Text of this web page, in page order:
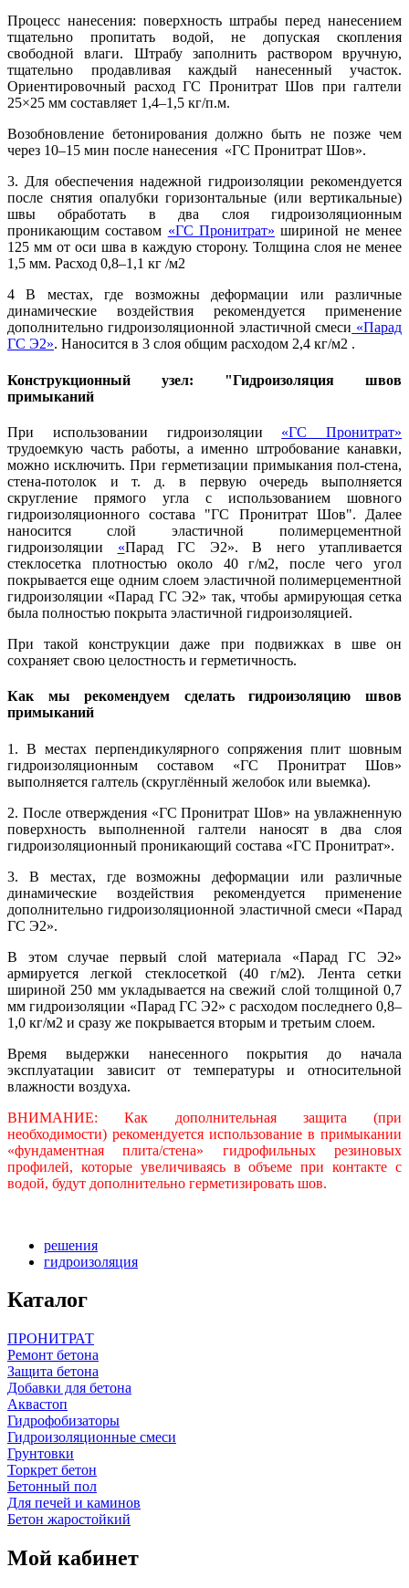
Процесс нанесения: поверхность штрабы перед нанесением
тщательно пропитать водой, не допуская скопления
свободной влаги. Штрабу заполнить раствором вручную,
тщательно продавливая каждый нанесенный участок.
Ориентировочный расход ГС Пронитрат Шов при галтели
25×25 мм составляет 1,4–1,5 кг/п.м.
Возобновление бетонирования должно быть не позже чем
через 10–15 мин после нанесения «ГС Пронитрат Шов».
3. Для обеспечения надежной гидроизоляции рекомендуется
после снятия опалубки горизонтальные (или вертикальные)
швы обработать в два слоя гидроизоляционным
проникающим составом «ГС Пронитрат» шириной не менее
125 мм от оси шва в каждую сторону. Толщина слоя не менее
1,5 мм. Расход 0,8–1,1 кг /м2
4 В местах, где возможны деформации или различные
динамические воздействия рекомендуется применение
дополнительно гидроизоляционной эластичной смеси «Парад
ГС Э2». Наносится в 3 слоя общим расходом 2,4 кг/м2 .
Конструкционный узел: "Гидроизоляция швов
примыканий
При использовании гидроизоляции «ГС Пронитрат»
трудоемкую часть работы, а именно штробование канавки,
можно исключить. При герметизации примыкания пол-стена,
стена-потолок и т. д. в первую очередь выполняется
скругление прямого угла с использованием шовного
гидроизоляционного состава "ГС Пронитрат Шов". Далее
наносится слой эластичной полимерцементной
гидроизоляции «Парад ГС Э2». В него утапливается
стеклосетка плотностью около 40 г/м2, после чего угол
покрывается еще одним слоем эластичной полимерцементной
гидроизоляции «Парад ГС Э2» так, чтобы армирующая сетка
была полностью покрыта эластичной гидроизоляцией.
При такой конструкции даже при подвижках в шве он
сохраняет свою целостность и герметичность.
Как мы рекомендуем сделать гидроизоляцию швов
примыканий
1. В местах перпендикулярного сопряжения плит шовным
гидроизоляционным составом «ГС Пронитрат Шов»
выполняется галтель (скруглённый желобок или выемка).
2. После отверждения «ГС Пронитрат Шов» на увлажненную
поверхность выполненной галтели наносят в два слоя
гидроизоляционный проникающий состава «ГС Пронитрат».
3. В местах, где возможны деформации или различные
динамические воздействия рекомендуется применение
дополнительно гидроизоляционной эластичной смеси «Парад
ГС Э2».
В этом случае первый слой материала «Парад ГС Э2»
армируется легкой стеклосеткой (40 г/м2). Лента сетки
шириной 250 мм укладывается на свежий слой толщиной 0,7
мм гидроизоляции «Парад ГС Э2» с расходом последнего 0,8–
1,0 кг/м2 и сразу же покрывается вторым и третьим слоем.
Время выдержки нанесенного покрытия до начала
эксплуатации зависит от температуры и относительной
влажности воздуха.
ВНИМАНИЕ: Как дополнительная защита (при
необходимости) рекомендуется использование в примыкании
«фундаментная плита/стена» гидрофильных резиновых
профилей, которые увеличиваясь в объеме при контакте с
водой, будут дополнительно герметизировать шов.
решения
гидроизоляция
Каталог
ПРОНИТРАТ
Ремонт бетона
Защита бетона
Добавки для бетона
Аквастоп
Гидрофобизаторы
Гидроизоляционные смеси
Грунтовки
Торкрет бетон
Бетонный пол
Для печей и каминов
Бетон жаростойкий
Мой кабинет